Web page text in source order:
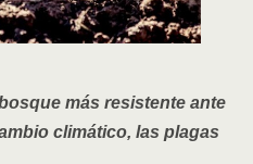
más resistente ante
climático, las plagas